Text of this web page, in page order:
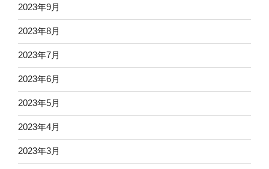
2023年9月
2023年8月
2023年7月
2023年6月
2023年5月
2023年4月
2023年3月